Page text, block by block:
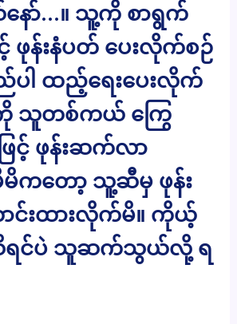
နော်…။ သူ့ကို စာရွက်
င့် ဖုန်းနံပတ် ပေးလိုက်စဉ်
ပါ ထည့်ရေးပေးလိုက်
သူတစ်ကယ် ကြွေ
င့် ဖုန်းဆက်လာ
ကတော့ သူ့ဆီမှ ဖုန်း
င်းထားလိုက်မိ။ ကိုယ့်
ရင်ပဲ သူဆက်သွယ်လို့ ရ